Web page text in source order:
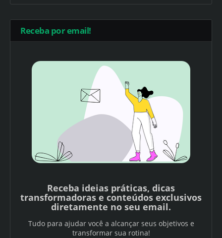
Receba por email!
Receba ideias práticas, dicas
transformadoras e conteúdos exclusivos
diretamente no seu email.
Tudo para ajudar você a alcançar seus objetivos e
transformar sua rotina!